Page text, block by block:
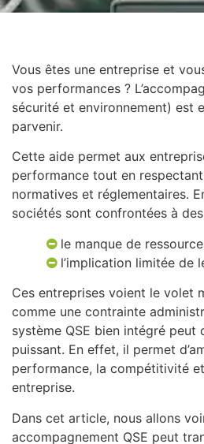
Vous êtes une entreprise et
vos performances ?
sécurité et environnement) est
parvenir.
Cette aide permet aux
performance tout en
normatives et réglementaires.
sociétés sont confrontées à
le manque de
l’implication limitée de
Ces entreprises voient le volet
comme une contrainte
système QSE bien intégré peut
puissant. En effet, il permet
performance, la compétitivité
entreprise.
Dans cet article, nous allons
accompagnement QSE peut